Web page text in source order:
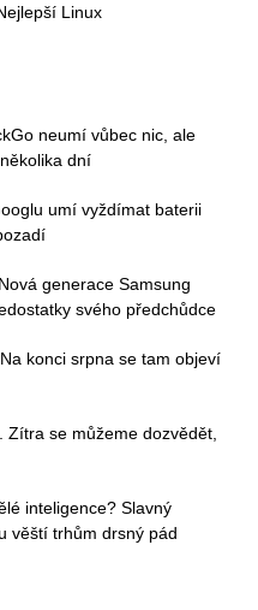
Linux
neumí vůbec nic, ale
dní
umí vyždímat baterii
generace Samsung
svého předchůdce
konci srpna se tam objeví
Zítra se můžeme dozvědět,
inteligence? Slavný
věští trhům drsný pád